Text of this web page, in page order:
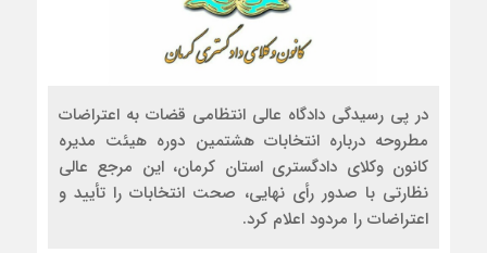
در پی رسیدگی دادگاه عالی انتظامی قضات به اعتراضات
مطروحه درباره انتخابات هشتمین دوره هیئت ‌مدیره
کانون وکلای دادگستری استان کرمان، این مرجع عالی
نظارتی با صدور رأی نهایی، صحت انتخابات را تأیید و
اعتراضات را مردود اعلام کرد.